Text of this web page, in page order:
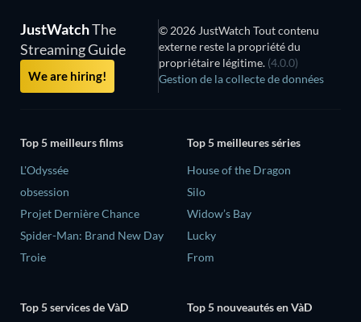
JustWatchThe
Streaming Guide
We are hiring!
© 2026 JustWatch Tout contenu
externe reste la propriété du
propriétaire légitime. (4.0.0)
Gestion de la collecte de données
Top 5 meilleurs films
L'Odyssée
obsession
Projet Dernière Chance
Spider-Man: Brand New Day
Troie
Top 5 meilleures séries
House of the Dragon
Silo
Widow’s Bay
Lucky
From
Top 5 services de VàD
Top 5 nouveautés en VàD